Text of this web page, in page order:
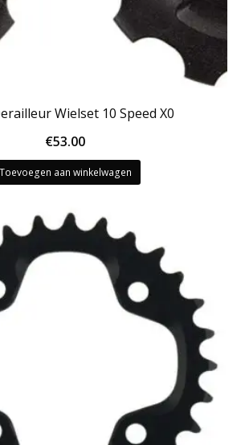
Wielset 10 Speed X0
€53.00
Toevoegen aan winkelwagen